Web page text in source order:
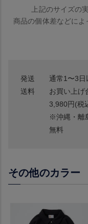
上記のサイズの
商品の個体差などによ
発送
通常1〜3日
送料
お買い上げ
3,980円(税
※沖縄・離
無料
その他のカラー